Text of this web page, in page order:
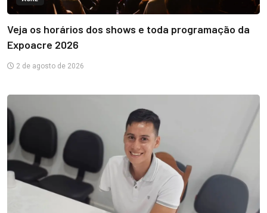
Veja os horários dos shows e toda programação da
Expoacre 2026
2 de agosto de 2026